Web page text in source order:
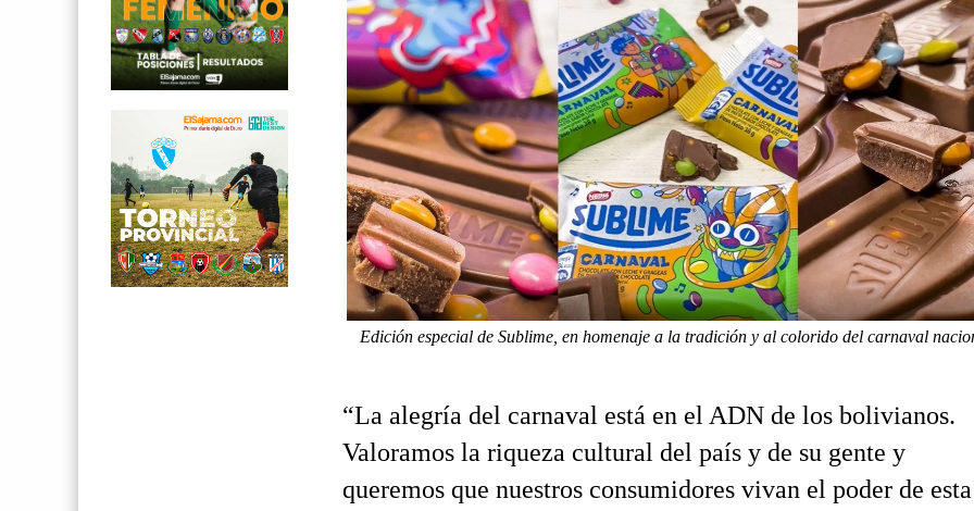
Edición especial de Sublime, en homenaje a la tradición y al colorido del carnaval
“La alegría del carnaval está en el ADN de los bolivianos.
Valoramos la riqueza cultural del país y de su gente y
queremos que nuestros consumidores vivan el poder de esta